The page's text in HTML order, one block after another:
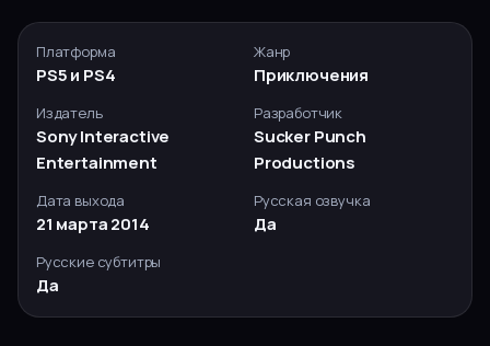
Платформа
PS5 и PS4
Жанр
Приключения
Издатель
Sony Interactive
Entertainment
Разработчик
Sucker Punch
Productions
Дата выхода
21 марта 2014
Русская озвучка
Да
Русские субтитры
Да